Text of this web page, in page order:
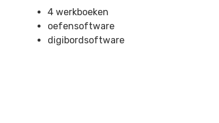
4 werkboeken
oefensoftware
digibordsoftware